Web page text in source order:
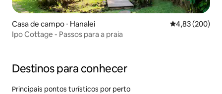
Casa de campo ⋅ Hanalei 4,83 de uma
4,83 (200)
Ipo Cottage - Passos para a praia
Destinos para conhecer
Principais pontos turísticos por perto